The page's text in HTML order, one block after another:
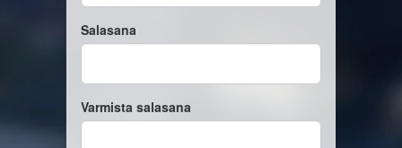
Salasana
Varmista salasana